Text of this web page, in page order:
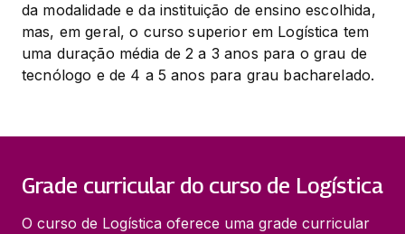
da modalidade e da instituição de ensino escolhida,
mas, em geral, o curso superior em Logística tem
uma duração média de 2 a 3 anos para o grau de
tecnólogo e de 4 a 5 anos para grau bacharelado.
Grade curricular do curso de Logística
O curso de Logística oferece uma grade curricular